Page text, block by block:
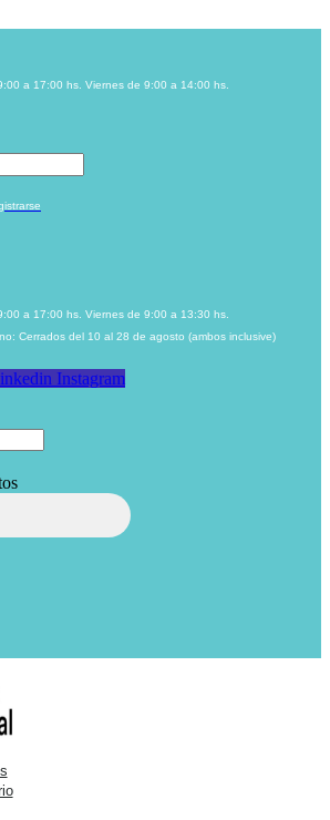
a 17:00 hs. Viernes de 9:00 a 14:00 hs.
a 17:00 hs. Viernes de 9:00 a 13:30 hs.
Cerrados del 10 al 28 de agosto (ambos inclusive)
Instagram